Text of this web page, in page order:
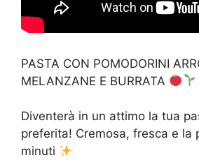
PASTA CON POMODORINI
MELANZANE E BURRATA
Diventerà in un attimo la tua
preferita! Cremosa, fresca e la
minuti